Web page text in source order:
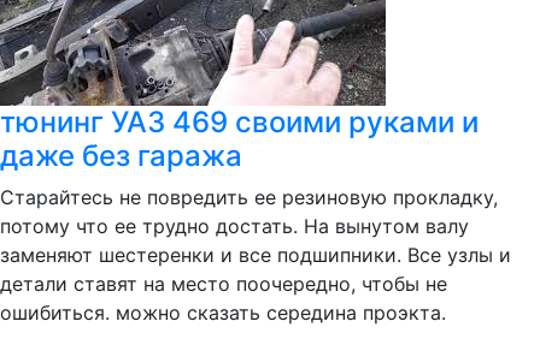
тюнинг УАЗ 469 своими руками и
даже без гаража
Старайтесь не повредить ее резиновую прокладку,
потому что ее трудно достать. На вынутом валу
заменяют шестеренки и все подшипники. Все узлы и
детали ставят на место поочередно, чтобы не
ошибиться. можно сказать середина проэкта.